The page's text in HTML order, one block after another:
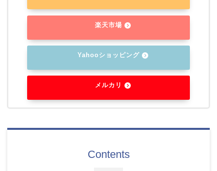
楽天市場
Yahooショッピング
メルカリ
Contents